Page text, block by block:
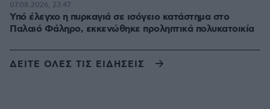
Υπό έλεγχο η πυρκαγιά σε ισόγειο κατάστημα στο
Παλαιό Φάληρο, εκκενώθηκε προληπτικά πολυκατοικία
07.08.2026, 23:47
ΔΕΙΤΕ ΟΛΕΣ ΤΙΣ ΕΙΔΗΣΕΙΣ